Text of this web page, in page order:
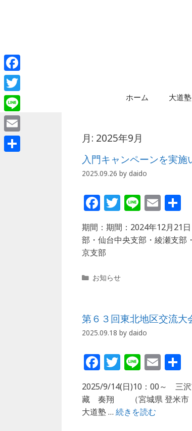
ツ
へ
ス
キ
ッ
プ
ホーム 大道
月: 2025年9月
入門キャンペーンを実施
2025.09.26 by daido
F
a
c
e
o
k
T
w
itt
e
Li
n
e
E
m
ai
l
有
期間：期間：2024年12月21
部・仙台中央支部・綾瀬支部
京支部
カ
ー
お知らせ
第６３回東北地区交流
2025.09.18 by daido
F
a
c
e
T
w
itt
e
Li
n
e
E
m
ai
2025/9/14(日)10：00～ 三
藏 奏翔 （宮城県 登米市
大道塾 … 続きを読む
Facebook
Twitter
Line
Email